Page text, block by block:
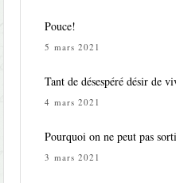
Pouce!
5 mars 2021
Tant de désespéré désir de
4 mars 2021
Pourquoi on ne peut pas
3 mars 2021